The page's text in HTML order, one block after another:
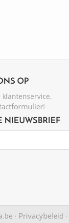
OP
klantenservice.
!
NIEUWSBRIEF
· Privacybeleid ·